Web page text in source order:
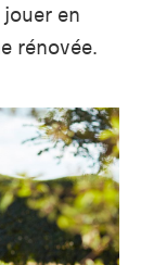
en
rénovée.